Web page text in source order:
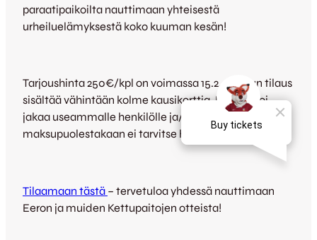
paraatipaikoilta nauttimaan yhteisestä
urheiluelämyksestä koko kuuman kesän!
Tarjoushinta 250€/kpl on voimassa 15.2. asti kun tilaus
sisältää vähintään kolme kausikorttia. Laskun voi
jakaa useammalle henkilölle ja/tai 1-4 erään, joten
maksupuolestakaan ei tarvitse huolehtia.
Tilaamaan tästä – tervetuloa yhdessä nauttimaan
Eeron ja muiden Kettupaitojen otteista!